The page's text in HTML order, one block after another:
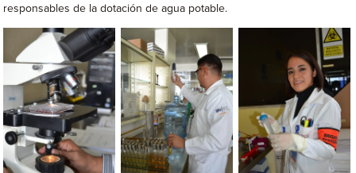
responsables de la dotación de agua potable.